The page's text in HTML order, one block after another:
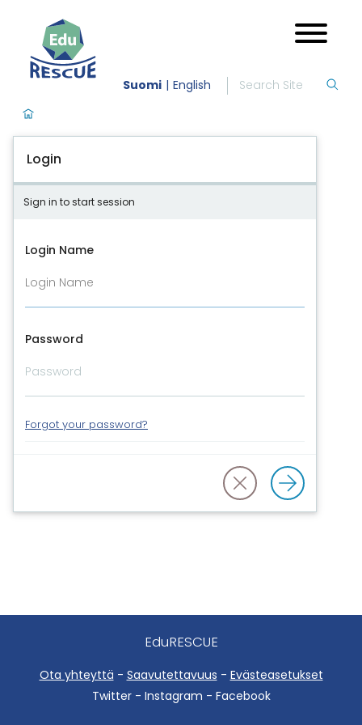
Suomi English
Login
Sign in to start session
Login Name
Password
Forgot your password?
EduRESCUE
Ota yhteyttä - Saavutettavuus - Evästeasetukset
Twitter - Instagram - Facebook